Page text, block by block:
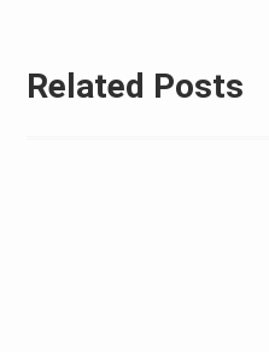
Related Posts